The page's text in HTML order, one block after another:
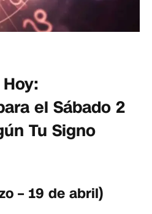
el Sábado 2
Tu Signo
– 19 de abril)